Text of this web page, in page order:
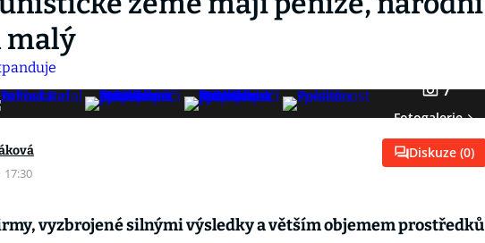
malý
7
Fotogalerie
17:30
Diskuze (0)
vyzbrojené silnými výsledky a větším objemem prostředků